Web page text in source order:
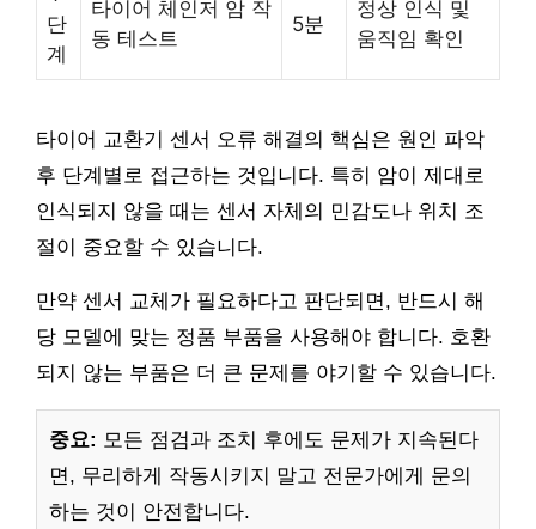
단
계
타이어 체인저 암 작
동 테스트
5분
정상 인식 및
움직임 확인
타이어 교환기 센서 오류 해결의 핵심은 원인 파악
후 단계별로 접근하는 것입니다. 특히 암이 제대로
인식되지 않을 때는 센서 자체의 민감도나 위치 조
절이 중요할 수 있습니다.
만약 센서 교체가 필요하다고 판단되면, 반드시 해
당 모델에 맞는 정품 부품을 사용해야 합니다. 호환
되지 않는 부품은 더 큰 문제를 야기할 수 있습니다.
중요: 모든 점검과 조치 후에도 문제가 지속된다
면, 무리하게 작동시키지 말고 전문가에게 문의
하는 것이 안전합니다.